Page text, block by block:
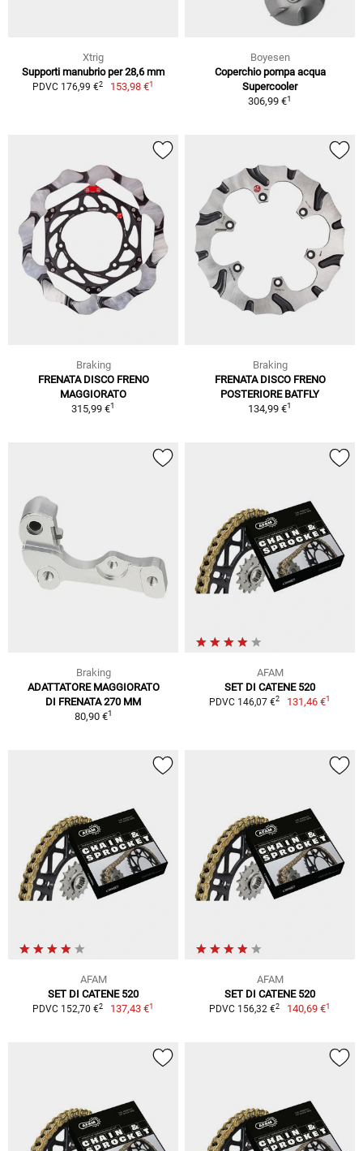
Xtrig
Supporti manubrio per 28,6 mm
PDVC 176,99 €2 153,98 €1
Boyesen
Coperchio pompa acqua
Supercooler
306,99 €1
Braking
FRENATA DISCO FRENO
MAGGIORATO
315,99 €1
Braking
FRENATA DISCO FRENO
POSTERIORE BATFLY
134,99 €1
Braking
ADATTATORE MAGGIORATO
DI FRENATA 270 MM
80,90 €1
AFAM
SET DI CATENE 520
PDVC 146,07 €2 131,46 €1
AFAM
SET DI CATENE 520
PDVC 152,70 €2 137,43 €1
AFAM
SET DI CATENE 520
PDVC 156,32 €2 140,69 €1